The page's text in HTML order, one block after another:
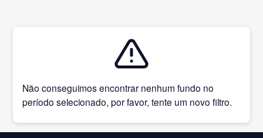
Não conseguimos encontrar nenhum fundo no
período selecionado, por favor, tente um novo filtro.